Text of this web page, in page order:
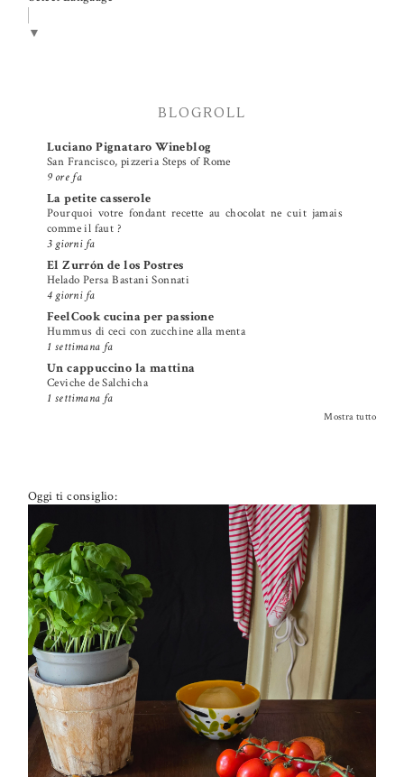
▼
BLOGROLL
Luciano Pignataro Wineblog
San Francisco, pizzeria Steps of Rome
9 ore fa
La petite casserole
Pourquoi votre fondant recette au chocolat ne cuit jamais
comme il faut ?
3 giorni fa
El Zurrón de los Postres
Helado Persa Bastani Sonnati
4 giorni fa
FeelCook cucina per passione
Hummus di ceci con zucchine alla menta
1 settimana fa
Un cappuccino la mattina
Ceviche de Salchicha
1 settimana fa
Mostra tutto
Oggi ti consiglio:
PETTI DI POLLO ALLA PIZZAIOLA